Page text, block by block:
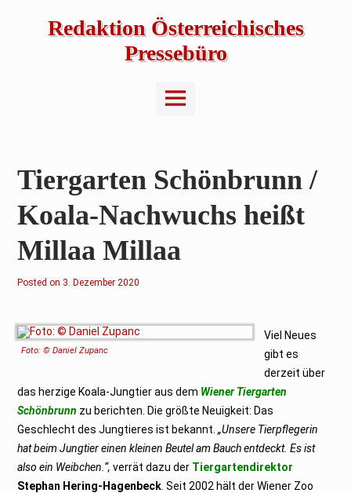
Redaktion Österreichisches
Pressebüro
Main
Menu
Tiergarten Schönbrunn /
Koala-Nachwuchs heißt
Millaa Millaa
Posted on 3. Dezember 2020
Foto: © Daniel Zupanc
Viel Neues
gibt es
derzeit über
das herzige Koala-Jungtier aus dem Wiener Tiergarten
Schönbrunn zu berichten. Die größte Neuigkeit: Das
Geschlecht des Jungtieres ist bekannt.„Unsere Tierpflegerin
hat beim Jungtier einen kleinen Beutel am Bauch entdeckt. Es ist
also ein Weibchen.“, verrät dazu der Tiergartendirektor
Stephan Hering-Hagenbeck . Seit 2002 hält der Wiener Zoo